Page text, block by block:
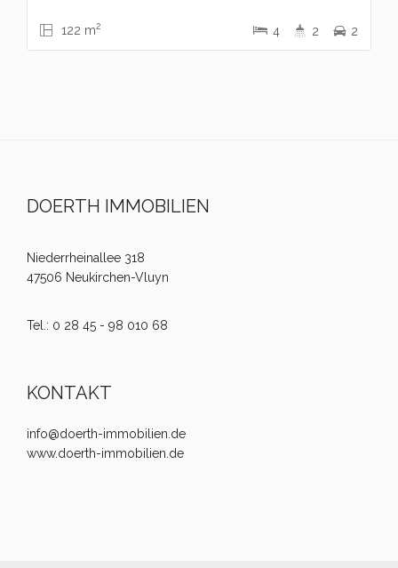
122 m2 4 2 2
DOERTH IMMOBILIEN
Niederrheinallee 318
47506 Neukirchen-Vluyn
Tel.: 0 28 45 - 98 010 68
KONTAKT
info@doerth-immobilien.de
www.doerth-immobilien.de